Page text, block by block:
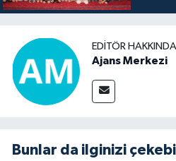
EDITÖR HAKKINDA
Ajans Merkezi
Bunlar da ilginizi